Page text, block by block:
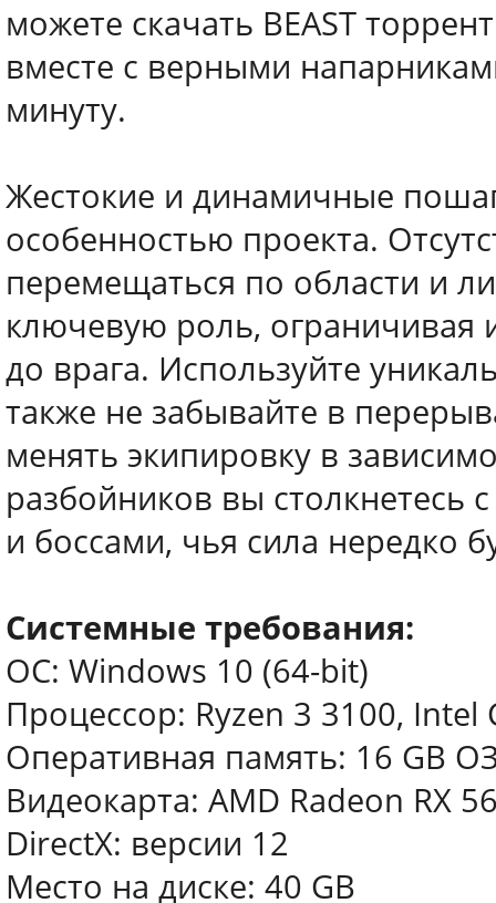
можете скачать BEAST
вместе с верными
минуту.
Жестокие и динамичные
особенностью проекта.
перемещаться по области и
ключевую роль, ограничивая
до врага. Используйте
также не забывайте в
менять экипировку в
разбойников вы
и боссами, чья сила нередко
Системные требования:
ОС: Windows 10 (64-bit)
Процессор: Ryzen 3 3100,
Оперативная память: 16 GB
Видеокарта: AMD Radeon RX
DirectX: версии 12
Место на диске: 40 GB